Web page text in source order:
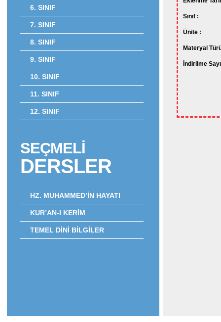
6. SINIF
7. SINIF
8. SINIF
9. SINIF
10. SINIF
11. SINIF
12. SINIF
SEÇMELİ
DERSLER
HZ. MUHAMMED’İN HAYATI
KUR’AN-I KERİM
TEMEL DİNİ BİLGİLER
Sınıf :
Ünite :
Materyal
İndirilme